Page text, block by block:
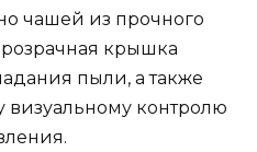
чашей из прочного
крышка
пыли, а также
визуальному контролю